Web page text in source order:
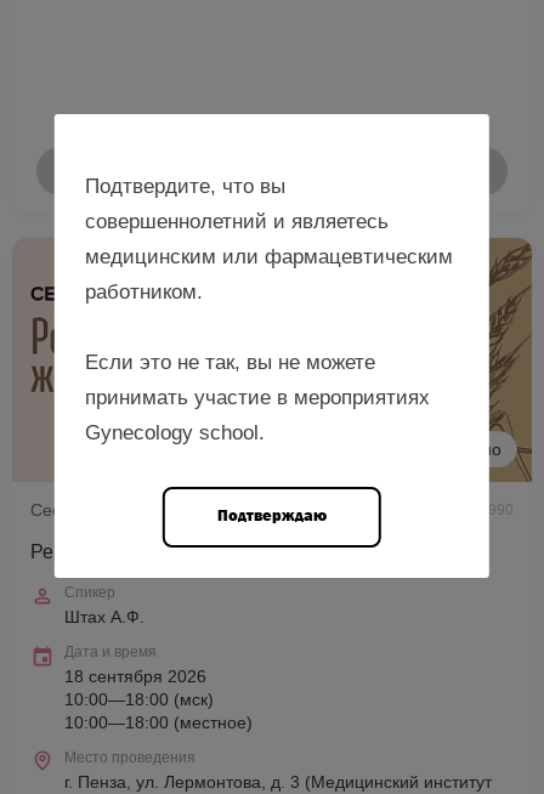
Очно
990
Рецепты сохранения женского здоровья, г. Пенза
Спикер
Штах А.Ф.
Дата и время
18 сентября 2026
10:00—18:00 (мск)
10:00—18:00 (местное)
Место проведения
г. Пенза, ул. Лермонтова, д. 3 (Медицинский институт
Подтвердите, что вы
совершеннолетний и являетесь
медицинским или фармацевтическим
работником.
Если это не так, вы не можете
принимать участие в мероприятиях
Gynecology school.
Подтверждаю